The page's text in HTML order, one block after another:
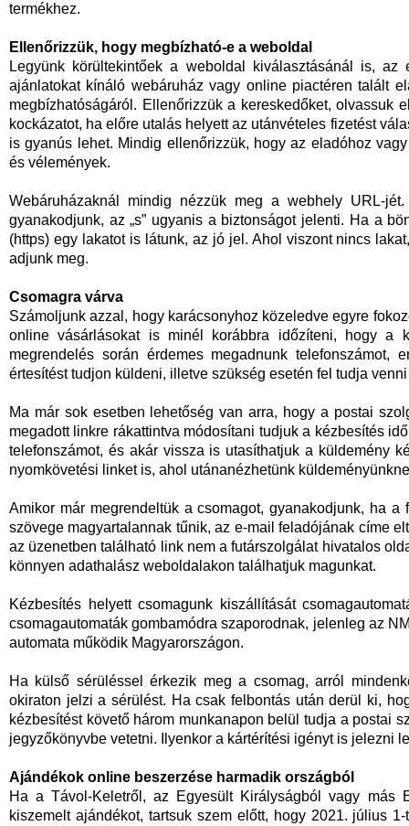
termékhez.
Ellenőrizzük, hogy megbízható-e a weboldal
Legyünk körültekintőek a weboldal kiválasztásánál is,
ajánlatokat kínáló webáruház vagy online piactéren talált
megbízhatóságáról. Ellenőrizzük a kereskedőket, olvassuk
kockázatot, ha előre utalás helyett az utánvételes fizetést
is gyanús lehet. Mindig ellenőrizzük, hogy az eladóhoz
és vélemények.
Webáruházaknál mindig nézzük meg a webhely URL-
gyanakodjunk, az „s” ugyanis a biztonságot jelenti. Ha a
(https) egy lakatot is látunk, az jó jel. Ahol viszont nincs
adjunk meg.
Csomagra várva
Számoljunk azzal, hogy karácsonyhoz közeledve egyre
online vásárlásokat is minél korábbra időzíteni, hogy a
megrendelés során érdemes megadnunk telefonszámot,
értesítést tudjon küldeni, illetve szükség esetén fel tudja
Ma már sok esetben lehetőség van arra, hogy a postai
megadott linkre rákattintva módosítani tudjuk a kézbesítés
telefonszámot, és akár vissza is utasíthatjuk a küldemény
nyomkövetési linket is, ahol utánanézhetünk
Amikor már megrendeltük a csomagot, gyanakodjunk, ha
szövege magyartalannak tűnik, az e-mail feladójának címe
az üzenetben található link nem a futárszolgálat hivatalos
könnyen adathalász weboldalakon találhatjuk magunkat.
Kézbesítés helyett csomagunk kiszállítását
csomagautomaták gombamódra szaporodnak, jelenleg az
automata működik Magyarországon.
Ha külső sérüléssel érkezik meg a csomag, arról
okiraton jelzi a sérülést. Ha csak felbontás után derül ki,
kézbesítést követő három munkanapon belül tudja a postai
jegyzőkönyvbe vetetni. Ilyenkor a kártérítési igényt is jelezni
Ajándékok online beszerzése harmadik országból
Ha a Távol-Keletről, az Egyesült Királyságból vagy más
kiszemelt ajándékot, tartsuk szem előtt, hogy 2021. július